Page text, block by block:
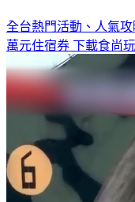
全台熱門活動、人氣攻
萬元住宿券 下載食尚